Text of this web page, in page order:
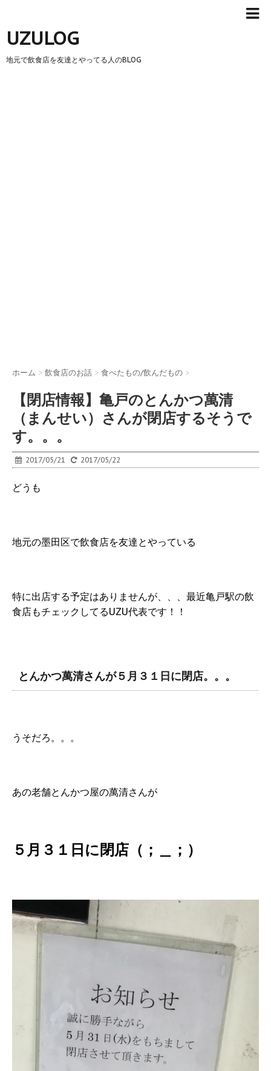
UZULOG
地元で飲食店を友達とやってる人のBLOG
ホーム > 飲食店のお話 > 食べたもの/飲んだもの >
【閉店情報】亀戸のとんかつ萬清
（まんせい）さんが閉店するそうで
す。。。
2017/05/21 2017/05/22
どうも
地元の墨田区で飲食店を友達とやっている
特に出店する予定はありませんが、、、最近亀戸駅の飲
食店もチェックしてるUZU代表です！！
とんかつ萬清さんが５月３１日に閉店。。。
うそだろ。。。
あの老舗とんかつ屋の萬清さんが
５月３１日に閉店（；＿；）